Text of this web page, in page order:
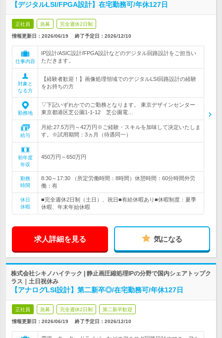
【デジタルLSI/FPGA設計】在宅勤務可/年休127日
正社員 急募 完全週休2日制
情報更新日：2026/06/19 終了予定日： 2026/12/10
仕事内容
IP設計/ASIC設計/FPGA設計などのデジタル回路設計をご担当い
ただきます。
対象と
なる方
【経験者歓迎！】画像処理領域でのデジタルLSI回路設計の経験
をお持ちの方
勤務地
▽下記いずれかでのご勤務となります。 東京デザインセンター
東京都港区芝公園1-1-12 芝公園電…
給与
月給:27.5万円～42万円※ご経験・スキルを加味して決定いたしま
す。※試用期間：3ヵ月（待遇同一）
初年度
年収
450万円～650万円
勤務
時間
8:30～17:30 （所定労働時間：8時間）休憩時間：60分時間外労
働：有
休日
休暇
■完全週休2日制（土日）、祝日■有給休暇あり■休暇制度：夏季
休暇、年末年始休暇
求人詳細を見る 気になる
株式会社シキノハイテック | 静止画圧縮処理IPの分野で国内シェアトップク
ラス｜土日祝休み
【アナログLSI設計】第二新卒◎/在宅勤務可/年休127日
正社員 急募 完全週休2日制 第二新卒歓迎
情報更新日：2026/06/19 終了予定日： 2026/12/10